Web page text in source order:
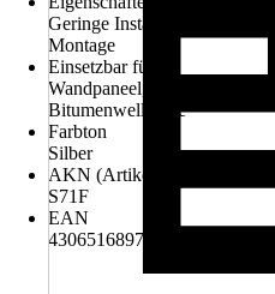
Geringe
Montage
Einsetzbar für
Wandpaneel, Trapezplatte,
Bitumenwellplatte
Farbton
Silber
AKN (Artikelkurznummer)
S71F
EAN
4306516897094,